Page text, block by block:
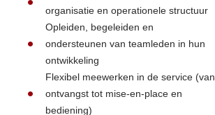
organisatie en operationele structuur
Opleiden, begeleiden en
ondersteunen van teamleden in hun
ontwikkeling
Flexibel meewerken in de service (van
ontvangst tot mise-en-place en
bediening)